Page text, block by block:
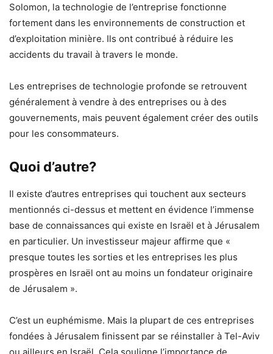
Solomon, la technologie de l’entreprise fonctionne
fortement dans les environnements de construction et
d’exploitation minière. Ils ont contribué à réduire les
accidents du travail à travers le monde.
Les entreprises de technologie profonde se retrouvent
généralement à vendre à des entreprises ou à des
gouvernements, mais peuvent également créer des outils
pour les consommateurs.
Quoi d’autre?
Il existe d’autres entreprises qui touchent aux secteurs
mentionnés ci-dessus et mettent en évidence l’immense
base de connaissances qui existe en Israël et à Jérusalem
en particulier. Un investisseur majeur affirme que «
presque toutes les sorties et les entreprises les plus
prospères en Israël ont au moins un fondateur originaire
de Jérusalem ».
C’est un euphémisme. Mais la plupart de ces entreprises
fondées à Jérusalem finissent par se réinstaller à Tel-Aviv